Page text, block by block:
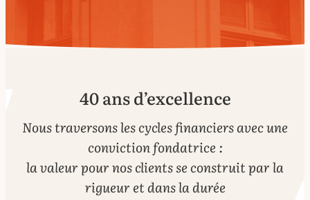
40 ans d’excellence
Nous traversons les cycles financiers avec une
conviction fondatrice :
la valeur pour nos clients se construit par la
rigueur et dans la durée